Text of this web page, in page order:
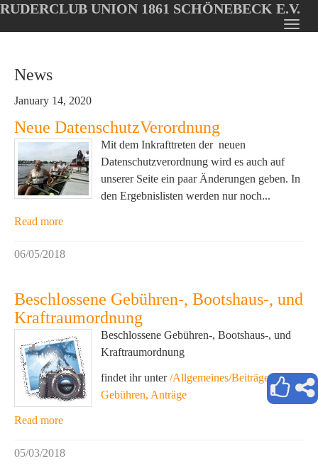
Oops, an error occurred! Code: 202608081402393526e00f
main
RUDERCLUB UNION 1861 SCHÖNEBECK E.V.
News
January 14, 2020
Neue DatenschutzVerordnung
Mit dem Inkrafttreten der neuen
Datenschutzverordnung wird es auch auf
unserer Seite ein paar Änderungen geben. In
den Ergebnislisten werden nur noch...
Read more
06/05/2018
Beschlossene Gebühren-, Bootshaus-, und
Kraftraumordnung
Beschlossene Gebühren-, Bootshaus-, und
Kraftraumordnung
findet ihr unter/Allgemeines/Beiträge,
Gebühren, Anträge
Read more
05/03/2018